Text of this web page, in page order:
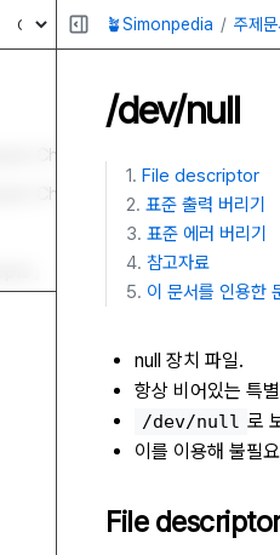
Ch 2. Introduction to the
Ch 1. Introduction』
🪴Simonpedia 주제문
/dev/null
File descriptor
표준 출력 버리기
표준 에러 버리기
참고자료
이 문서를 인용한
null 장치 파일.
항상 비어있는 특
/dev/null 로
이를 이용해 불필
File